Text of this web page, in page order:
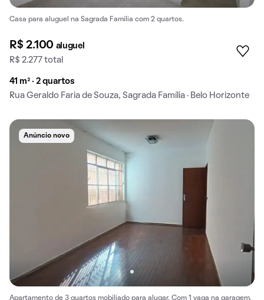
Casa para aluguel na Sagrada Família com 2 quartos.
R$ 2.100 aluguel
R$ 2.277 total
41 m² · 2 quartos
Rua Geraldo Faria de Souza, Sagrada Família · Belo Horizonte
Anúncio novo
Apartamento de 3 quartos mobiliado para alugar. Com 1 vaga na garagem.